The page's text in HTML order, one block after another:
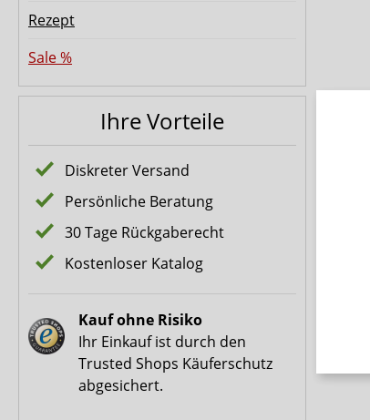
Rezept
Sale %
Ihre Vorteile
Diskreter Versand
Persönliche Beratung
30 Tage Rückgaberecht
Kostenloser Katalog
Kauf ohne Risiko
Ihr Einkauf ist durch den
Trusted Shops Käuferschutz
abgesichert.